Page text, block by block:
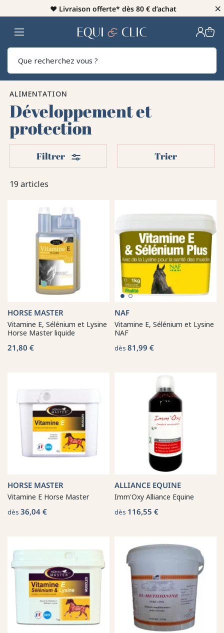
♥️ Livraison offerte* dès 80 € d’achat ×
Home
ALIMENTATION
Développement et
protection
19 articles
Filtrer Filters Trier
HORSE MASTER
Vitamine E, Sélénium et Lysine
Horse Master liquide
21,80 €
NAF
Vitamine E, Sélénium et Lysine
NAF
dès 81,99 €
HORSE MASTER
Vitamine E Horse Master
dès 36,04 €
ALLIANCE EQUINE
Imm'Oxy Alliance Equine
dès 116,55 €